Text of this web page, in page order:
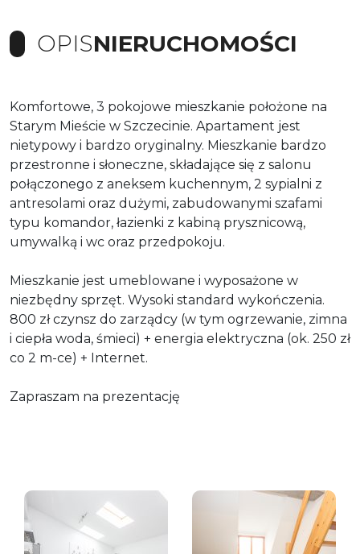
OPISNIERUCHOMOŚCI
Komfortowe, 3 pokojowe mieszkanie położone na
Starym Mieście w Szczecinie. Apartament jest
nietypowy i bardzo oryginalny. Mieszkanie bardzo
przestronne i słoneczne, składające się z salonu
połączonego z aneksem kuchennym, 2 sypialni z
antresolami oraz dużymi, zabudowanymi szafami
typu komandor, łazienki z kabiną prysznicową,
umywalką i wc oraz przedpokoju.
Mieszkanie jest umeblowane i wyposażone w
niezbędny sprzęt. Wysoki standard wykończenia.
800 zł czynsz do zarządcy (w tym ogrzewanie, zimna
i ciepła woda, śmieci) + energia elektryczna (ok. 250 zł
co 2 m-ce) + Internet.
Zapraszam na prezentację